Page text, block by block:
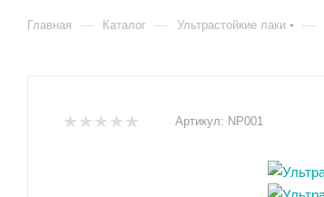
Главная — Каталог — Ультрастойкие лаки —
Артикул: NP001